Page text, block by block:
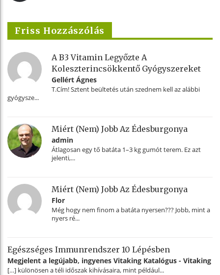
Friss Hozzászólás
A B3 Vitamin Legyőzte A
Koleszterincsökkentő Gyógyszereket
Gellért Ágnes
T.Cím! Sztent beültetés után szednem kell az alábbi
gyógysze...
Miért (nem) Jobb Az Édesburgonya
admin
Átlagosan egy tő batáta 1–3 kg gumót terem. Ez azt
jelenti,...
Miért (nem) Jobb Az Édesburgonya
Flor
Még hogy nem finom a batáta nyersen??? Jobb, mint a
nyers ré...
Egészséges Immunrendszer 10 Lépésben
Megjelent a legújabb, ingyenes Vitaking Katalógus - Vitaking
[…] különösen a téli időszak kihívásaira, mint például...